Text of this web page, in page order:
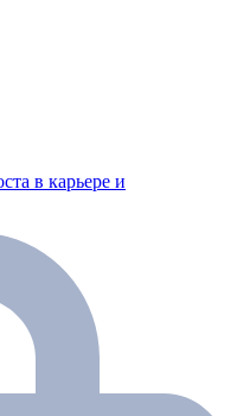
в карьере и